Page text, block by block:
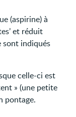
(aspirine) à
et réduit
sont indiqués
celle-ci est
» (une petite
pontage.